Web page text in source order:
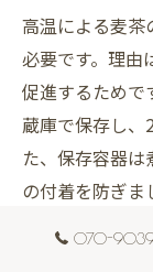
高温による麦茶
必要です。理由
促進するためで
蔵庫で保存し、
た、保存容器
の付着を防ぎ
とで、麦茶の
070-